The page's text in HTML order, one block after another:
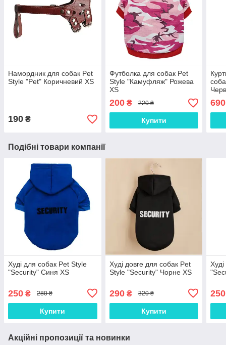
Намордник для собак Pet
Style "Pet" Коричневий XS
190 ₴
Футболка для собак Pet
Style "Камуфляж" Рожева
XS
200₴ 220 ₴
Купити
690
Подібні товари компанії
Худі для собак Pet Style
"Security" Синя XS
250 ₴ 280 ₴
Купити
Худі довге для собак Pet
Style "Security" Чорне XS
290₴ 320 ₴
Купити
250
Акційні пропозиції та новинки